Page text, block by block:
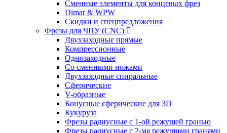
Сменные элементы для концевых фрез
Dimar & WPW
Скидки и спецпредложения
Фрезы для ЧПУ (CNC)
Двухзаходные прямые
Компрессионные
Однозаходные
Со сменными ножами
Двухзаходные спиральные
Сферические
V-образные
Конусные сферические для 3D
Кукуруза
Фрезы радиусные с 1-ой режущей гранью
Фрезы радиусные с 2-мя режущими гранями